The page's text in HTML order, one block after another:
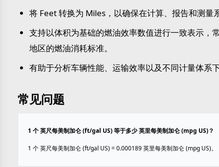
将 Feet 转换为 Miles，以确保在计算、报告和测量
支持以体积为基础的燃油效率数值进行一致表示，
地区的燃油消耗标准。
有助于分析车辆性能、运输效率以及不同计量体系
常见问题
1 个 英尺每美制加仑 (ft/gal US) 等于多少 英里每美制加仑 (mpg US)？
1 个 英尺每美制加仑 (ft/gal US) = 0.000189 英里每美制加仑 (mpg US)。